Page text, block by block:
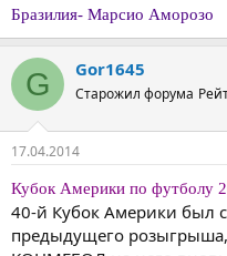
Бразилия- Марсио Аморозо
G Gor1645
Старожил форума
17.04.2014
Кубок Америки по футболу
40-й Кубок Америки был
предыдущего